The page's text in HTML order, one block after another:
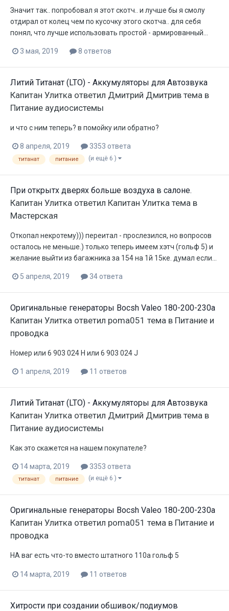
Значит так.. попробовал я этот скотч.. и лучше бы я смолу
отдирал от колец чем по кусочку этого скотча.. для себя
понял, что лучше использовать простой - армированный...
3 мая, 2019 8 ответов
Литий Титанат (LTO) - Аккумуляторы для Автозвука
Капитан Улитка ответил Дмитрий Дмитрив тема в
Питание аудиосистемы
и что с ним теперь? в помойку или обратно?
8 апреля, 2019 3353 ответа
титанат питание (и ещё 6 )
При открытх дверях больше воздуха в салоне.
Капитан Улитка ответил Капитан Улитка тема в
Мастерская
Откопал некротему))) переитал - прослезился, но вопросов
осталось не меньше.) только теперь имеем хэтч (гольф 5) и
желание выйти из багажника за 154 на 1й 15ке. думал если...
5 апреля, 2019 34 ответа
Оригинальные генераторы Bocsh Valeo 180-200-230a
Капитан Улитка ответил poma051 тема в Питание и
проводка
Номер или 6 903 024 H или 6 903 024 J
1 апреля, 2019 11 ответов
Литий Титанат (LTO) - Аккумуляторы для Автозвука
Капитан Улитка ответил Дмитрий Дмитрив тема в
Питание аудиосистемы
Как это скажется на нашем покупателе?
14 марта, 2019 3353 ответа
титанат питание (и ещё 6 )
Оригинальные генераторы Bocsh Valeo 180-200-230a
Капитан Улитка ответил poma051 тема в Питание и
проводка
НА ваг есть что-то вместо штатного 110а гольф 5
14 марта, 2019 11 ответов
Хитрости при создании обшивок/подиумов